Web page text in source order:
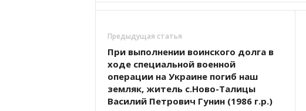
Предыдущая статья
При выполнении воинского долга в
ходе специальной военной
операции на Украине погиб наш
земляк, житель с.Ново-Талицы
Василий Петрович Гунин (1986 г.р.)